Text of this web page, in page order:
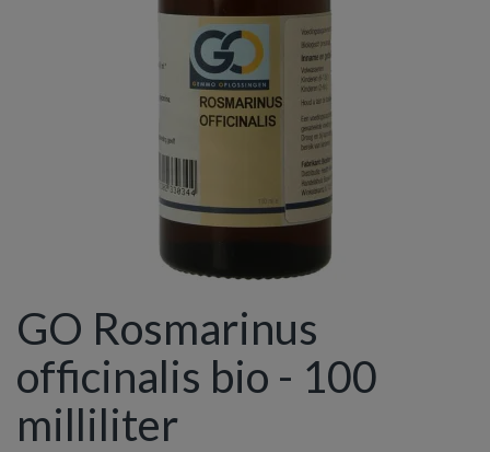
GO Rosmarinus
officinalis bio - 100
milliliter